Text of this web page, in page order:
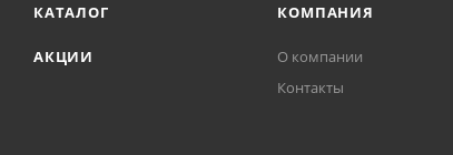
КАТАЛОГ
АКЦИИ
КОМПАНИЯ
О компании
Контакты